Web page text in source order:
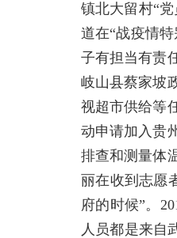
镇北大留村“
道在“战疫情
子有担当有责
岐山县蔡家坡
视超市供给等
动申请加入贵
排查和测量体
丽在收到志愿
府的时候”。
人员都是来自